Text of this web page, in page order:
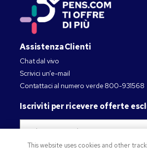
Assistenza Clienti
Chat dal vivo
Scrivici un’e-mail
Contattaci al numero verde 800-931568
Iscriviti per ricevere offerte
This website uses cookies and other